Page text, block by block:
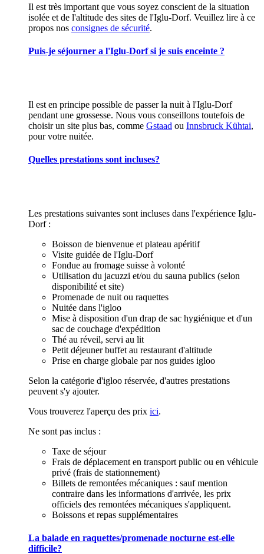
Il est très important que vous soyez conscient de la situation
isolée et de l'altitude des sites de l'Iglu-Dorf. Veuillez lire à ce
propos nos consignes de sécurité.
Puis-je séjourner a l'Iglu-Dorf si je suis enceinte ?
Il est en principe possible de passer la nuit à l'Iglu-Dorf
pendant une grossesse. Nous vous conseillons toutefois de
choisir un site plus bas, comme Gstaad ou Innsbruck Kühtai,
pour votre nuitée.
Quelles prestations sont incluses?
Les prestations suivantes sont incluses dans l'expérience Iglu-
Dorf :
Boisson de bienvenue et plateau apéritif
Visite guidée de l'Iglu-Dorf
Fondue au fromage suisse à volonté
Utilisation du jacuzzi et/ou du sauna publics (selon
disponibilité et site)
Promenade de nuit ou raquettes
Nuitée dans l'igloo
Mise à disposition d'un drap de sac hygiénique et d'un
sac de couchage d'expédition
Thé au réveil, servi au lit
Petit déjeuner buffet au restaurant d'altitude
Prise en charge globale par nos guides igloo
Selon la catégorie d'igloo réservée, d'autres prestations
peuvent s'y ajouter.
Vous trouverez l'aperçu des prix ici.
Ne sont pas inclus :
Taxe de séjour
Frais de déplacement en transport public ou en véhicule
privé (frais de stationnement)
Billets de remontées mécaniques : sauf mention
contraire dans les informations d'arrivée, les prix
officiels des remontées mécaniques s'appliquent.
Boissons et repas supplémentaires
La balade en raquettes/promenade nocturne est-elle
difficile?